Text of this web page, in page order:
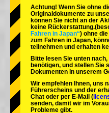
Okinawa
Achtung! Wenn Sie ohne
Originaldokumente zu
können Sie nicht an der
keine Rückerstattung.
Fahren in Japan“) ohne
zum Fahren in Japan,
teilnehmen und erhalten
Bitte lesen Sie unten
benötigen, und stellen Sie
Dokumenten in unserem
Wir empfehlen Ihnen, uns
Führerscheins und der
Chat oder per E-Mail (
senden, damit wir im
Probleme gibt.